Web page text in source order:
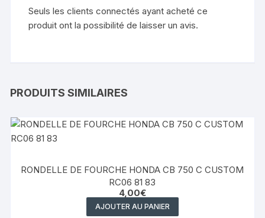
Seuls les clients connectés ayant acheté ce
produit ont la possibilité de laisser un avis.
PRODUITS SIMILAIRES
RONDELLE DE FOURCHE HONDA CB 750 C CUSTOM
RC06 81 83
4,00€
AJOUTER AU PANIER